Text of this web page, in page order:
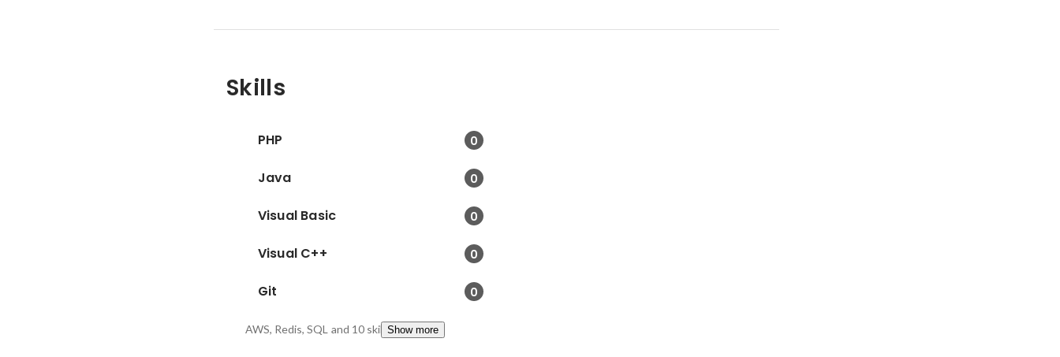
Skills
PHP 0
Java 0
Visual Basic 0
Visual C++ 0
Git 0
AWS, Redis, SQL and 10 skillsShow more